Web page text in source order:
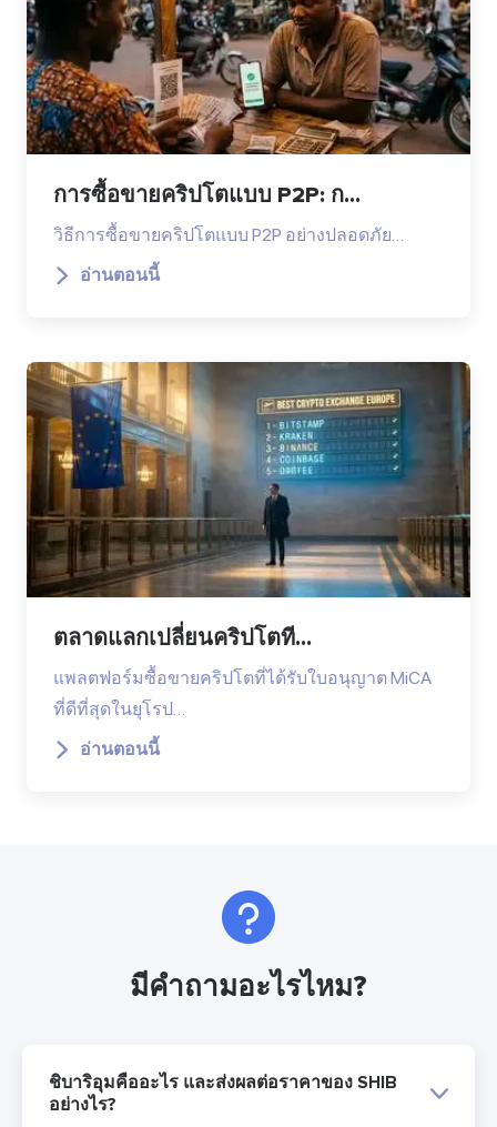
การซื้อขายคริปโตแบบ P2P: ก...
วิธีการซื้อขายคริปโตแบบ P2P อย่างปลอดภัย…
อ่านตอนนี้
ตลาดแลกเปลี่ยนคริปโตที...
แพลตฟอร์มซื้อขายคริปโตที่ได้รับใบอนุญาต MiCA
ที่ดีที่สุดในยุโรป…
อ่านตอนนี้
มีคำถามอะไรไหม?
ชิบาริอุมคืออะไร และส่งผลต่อราคาของ SHIB
อย่างไร?